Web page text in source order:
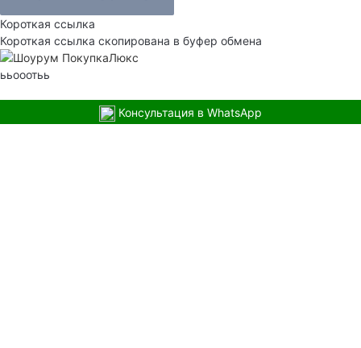
Короткая ссылка
Короткая ссылка скопирована в буфер обмена
ььооотьь
Консультация в WhatsApp